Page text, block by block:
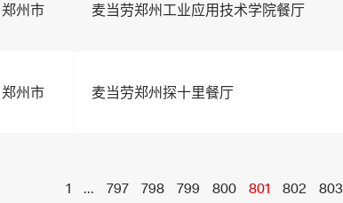
郑州市 麦当劳郑州工业应用技术学院餐厅
郑州市 麦当劳郑州探十里餐厅
1 ... 797 798 799 800 801 802 803